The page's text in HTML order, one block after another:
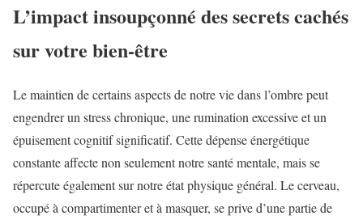
L’impact insoupçonné des secrets cachés
sur votre bien-être
Le maintien de certains aspects de notre vie dans l’ombre peut
engendrer un stress chronique, une rumination excessive et un
épuisement cognitif significatif. Cette dépense énergétique
constante affecte non seulement notre santé mentale, mais se
répercute également sur notre état physique général. Le cerveau,
occupé à compartimenter et à masquer, se prive d’une partie de